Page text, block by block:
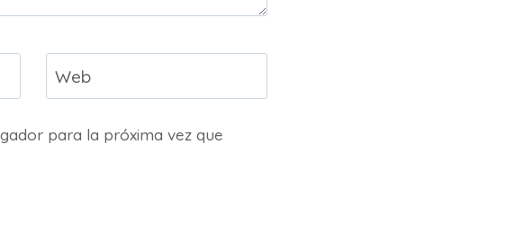
Web
para la próxima vez que